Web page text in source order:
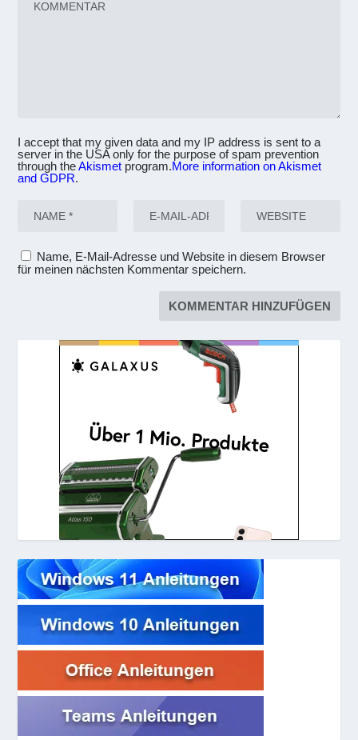
I accept that my given data and my IP address is sent to a
server in the USA only for the purpose of spam prevention
through theAkismet program.More information on Akismet
and GDPR.
Name, E-Mail-Adresse und Website in diesem Browser
für meinen nächsten Kommentar speichern.